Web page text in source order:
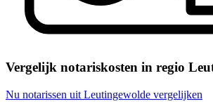
Vergelijk notariskosten in regio
Nu notarissen uit Leutingewolde vergelijken